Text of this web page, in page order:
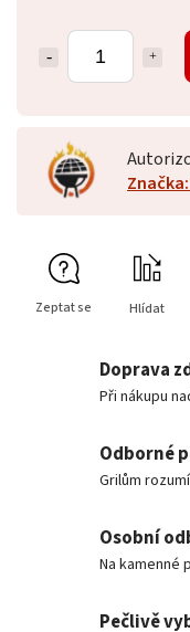
Zeptat se Hlídat
Doprava
Při nákupu
Odborné
Grilům
Osobní
Na kamenné
Pečlivě